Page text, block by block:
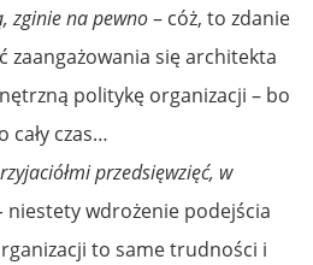
zgi­nie na pewno– cóż, to zdanie
zaangażowania się architekta
politykę organizacji – bo
cały czas…
przedsięwzięć, w
niestety wdrożenie podejścia
to same trudności i